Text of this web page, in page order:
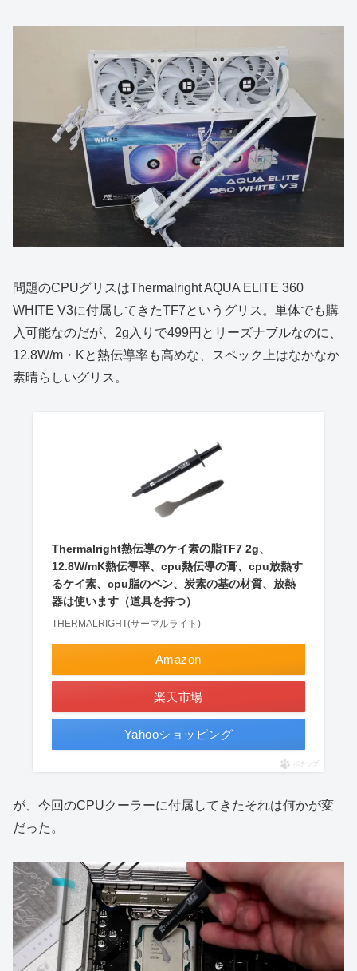
問題のCPUグリスはThermalright AQUA ELITE 360
WHITE V3に付属してきたTF7というグリス。単体でも購
入可能なのだが、2g入りで499円とリーズナブルなのに、
12.8W/m・Kと熱伝導率も高めな、スペック上はなかなか
素晴らしいグリス。
Thermalright熱伝導のケイ素の脂TF7 2g、
12.8W/mK熱伝導率、cpu熱伝導の膏、cpu放熱す
るケイ素、cpu脂のペン、炭素の基の材質、放熱
器は使います（道具を持つ）
THERMALRIGHT(サーマルライト)
Amazon
楽天市場
Yahooショッピング
ポチップ
が、今回のCPUクーラーに付属してきたそれは何かが変
だった。